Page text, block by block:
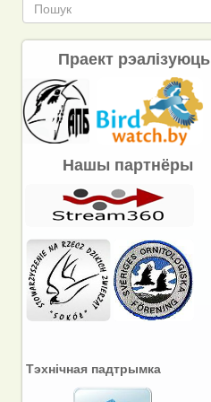
Праект рэалізуюць
Нашы партнёры
Тэхнічная падтрымка